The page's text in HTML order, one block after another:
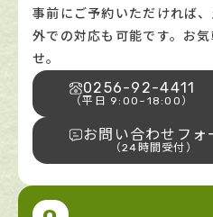
事前にご予約いただければ
外での対応も可能です。お
せ。
0256-92-4411
（平日 9:00~18:00）
お問い合わせフォ
（24時間受付）